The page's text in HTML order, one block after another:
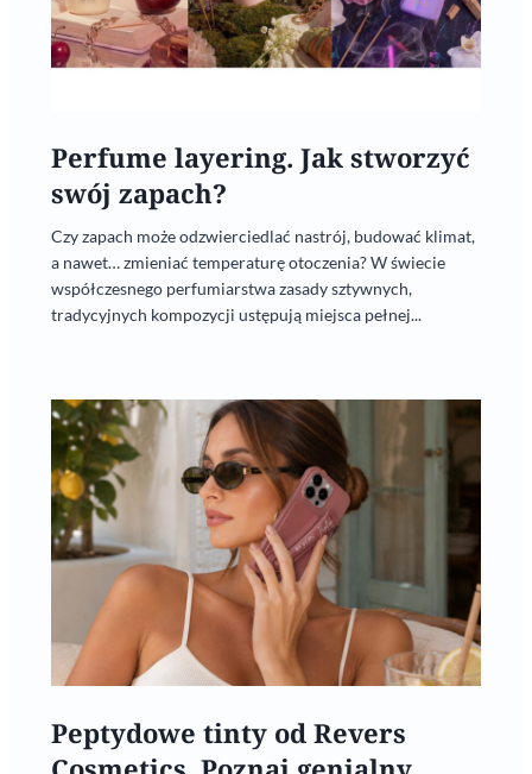
Perfume layering. Jak stworzyć
swój zapach?
Czy zapach może odzwierciedlać nastrój, budować klimat,
a nawet… zmieniać temperaturę otoczenia? W świecie
współczesnego perfumiarstwa zasady sztywnych,
tradycyjnych kompozycji ustępują miejsca pełnej...
Peptydowe tinty od Revers